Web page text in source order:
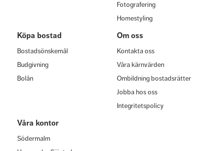
Fotografering
Homestyling
Köpa bostad
Bostadsönskemål
Budgivning
Bolån
Om oss
Kontakta oss
Våra kärnvärden
Ombildning bostadsrätter
Jobba hos oss
Integritetspolicy
Våra kontor
Södermalm